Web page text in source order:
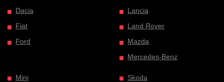
Dacia
Fiat
Ford
Lancia
Land Rover
Mazda
Mercedes-Benz
Mini
Skoda